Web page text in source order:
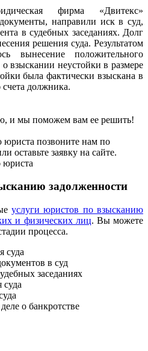
фирма «Двитекс»
направили иск в суд,
в судебных заседаниях. Долг
решения суда. Результатом
вынесение положительного
взыскании неустойки в размере
была фактически взыскана в
должника.
и мы поможем вам ее решить!
юриста позвоните нам по
оставьте заявку на сайте.
юриста
задолженности
услуги юристов по взысканию
и физических лиц. Вы можете
процесса.
суда
в суд
заседаниях
о банкротстве